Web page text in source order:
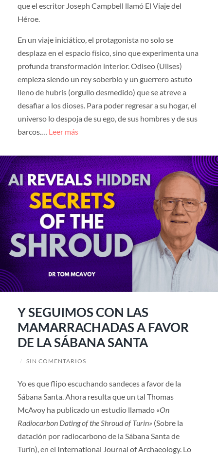
que el escritor Joseph Campbell llamó El Viaje del
Héroe.
En un viaje iniciático, el protagonista no solo se
desplaza en el espacio físico, sino que experimenta una
profunda transformación interior. Odiseo (Ulises)
empieza siendo un rey soberbio y un guerrero astuto
lleno de hubris (orgullo desmedido) que se atreve a
desafiar a los dioses. Para poder regresar a su hogar, el
universo lo despoja de su ego, de sus hombres y de sus
barcos.… Leer más
Y SEGUIMOS CON LAS
MAMARRACHADAS A FAVOR
DE LA SÁBANA SANTA
/ SIN COMENTARIOS
Yo es que flipo escuchando sandeces a favor de la
Sábana Santa. Ahora resulta que un tal Thomas
McAvoy ha publicado un estudio llamado «On
Radiocarbon Dating of the Shroud of Turin» (Sobre la
datación por radiocarbono de la Sábana Santa de
Turín), en el International Journal of Archaeology. Lo